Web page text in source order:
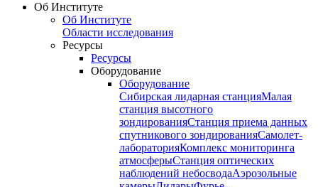
Об Институте
Об Институте
Области исследования
Ресурсы
Ресурсы
Оборудование
Оборудование
Сибирская лидарная станцияМалая
станция высотного
зондированияСтанция приема данных
спутникового зондированияСамолет-
лабораторияКомплекс мониторинга
атмосферыСтанция оптических
наблюдений небосводаАэрозольные